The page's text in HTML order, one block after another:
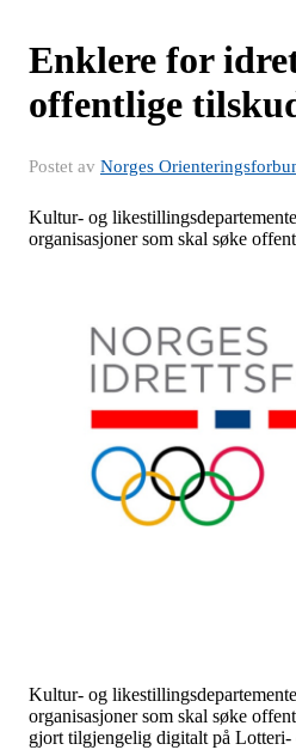
Enklere for
offentlige
Postet av Norges
Kultur- og
organisasjoner som skal søke
Kultur- og
organisasjoner som skal søke
gjort tilgjengelig digitalt på Lotteri-